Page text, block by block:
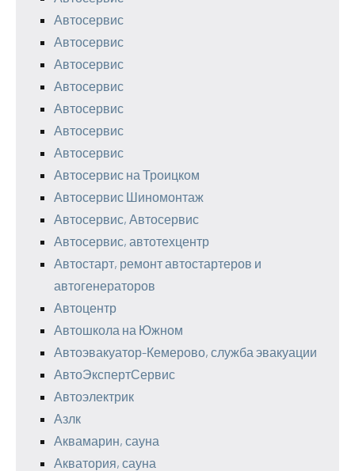
Автосервис
Автосервис
Автосервис
Автосервис
Автосервис
Автосервис
Автосервис
Автосервис на Троицком
Автосервис Шиномонтаж
Автосервис, Автосервис
Автосервис, автотехцентр
Автостарт, ремонт автостартеров и
автогенераторов
Автоцентр
Автошкола на Южном
Автоэвакуатор-Кемерово, служба эвакуации
АвтоЭкспертСервис
Автоэлектрик
Азлк
Аквамарин, сауна
Акватория, сауна